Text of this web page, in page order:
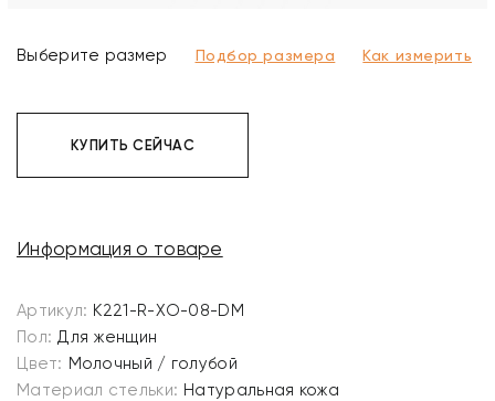
Выберите размер Подбор размера Как измерить
КУПИТЬ СЕЙЧАС
Информация о товаре
Артикул: K221-R-XO-08-DM
Пол: Для женщин
Цвет: Молочный / голубой
Материал стельки: Натуральная кожа